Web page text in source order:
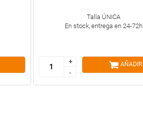
Talla ÚNICA
En stock, entrega en 24-72h
+
-
+
-
AÑADIR